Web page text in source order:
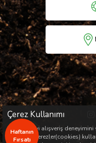
Haftanın
Fırsatı
© Copyright
Çerez Kullanımı
Sizlere en iyi alışveriş
sitemizde çerezler(cookies)